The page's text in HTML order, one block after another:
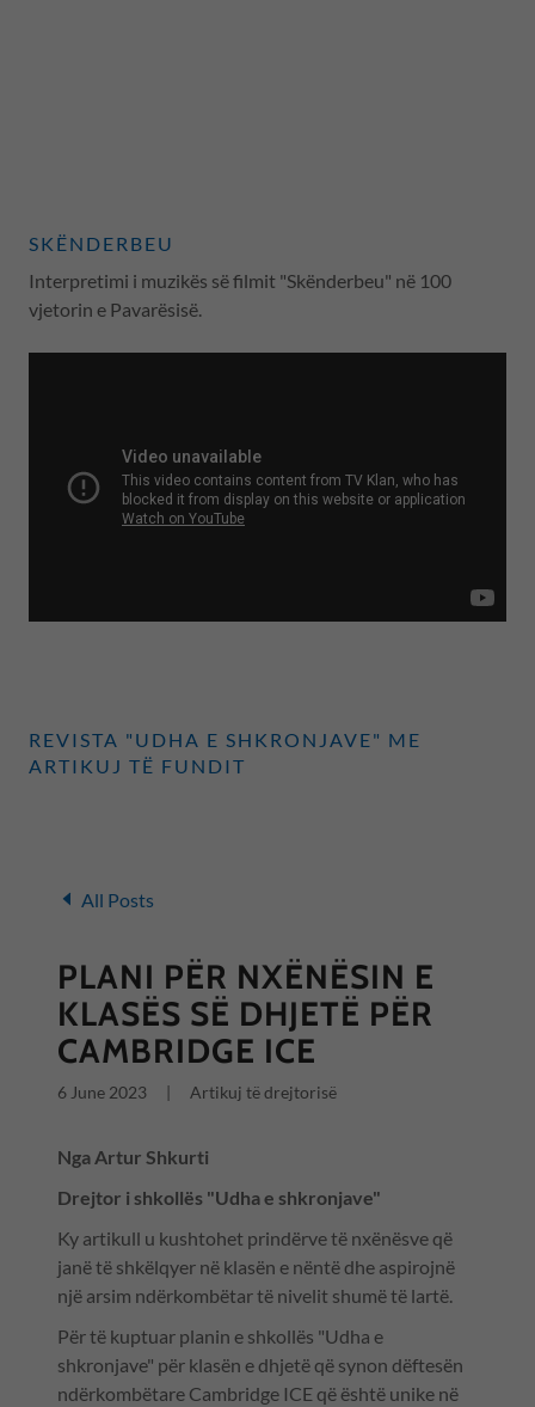
SKËNDERBEU
Interpretimi i muzikës së filmit "Skënderbeu" në 100
vjetorin e Pavarësisë.
REVISTA "UDHA E SHKRONJAVE" ME
ARTIKUJ TË FUNDIT
All Posts
PLANI PËR NXËNËSIN E
KLASËS SË DHJETË PËR
CAMBRIDGE ICE
6 June 2023 | Artikuj të drejtorisë
Nga Artur Shkurti
Drejtor i shkollës "Udha e shkronjave"
Ky artikull u kushtohet prindërve të nxënësve që
janë të shkëlqyer në klasën e nëntë dhe aspirojnë
një arsim ndërkombëtar të nivelit shumë të lartë.
Për të kuptuar planin e shkollës "Udha e
shkronjave" për klasën e dhjetë që synon dëftesën
ndërkombëtare Cambridge ICE që është unike në